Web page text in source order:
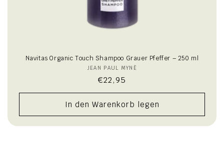
Navitas Organic Touch Shampoo Grauer Pfeffer – 250 ml
Anbieter:
JEAN PAUL MYNÈ
Normaler
Preis
€22,95
In den Warenkorb legen